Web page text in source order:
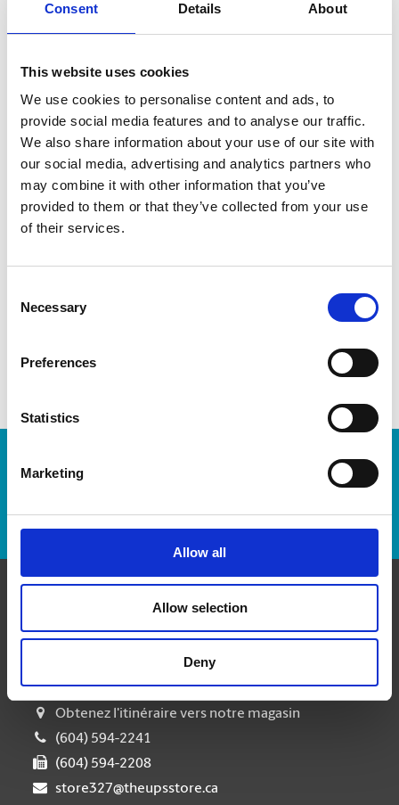
Consent Details About
This website uses cookies
We use cookies to personalise content and ads, to
provide social media features and to analyse our traffic.
We also share information about your use of our site with
our social media, advertising and analytics partners who
may combine it with other information that you’ve
provided to them or that they’ve collected from your use
of their services.
Selection
Necessary
Preferences
Statistics
Marketing
Allow all
Allow selection
Deny
Numéro de suivi :
Repérer un envoi
Communiquer avec nous
Surrey British Columbia - V4N 0X9
Obtenez l'itinéraire vers notre magasin
(604) 594-2241
(604) 594-2208
store327@theupsstore.ca